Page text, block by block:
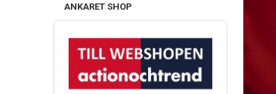
ANKARET SHOP